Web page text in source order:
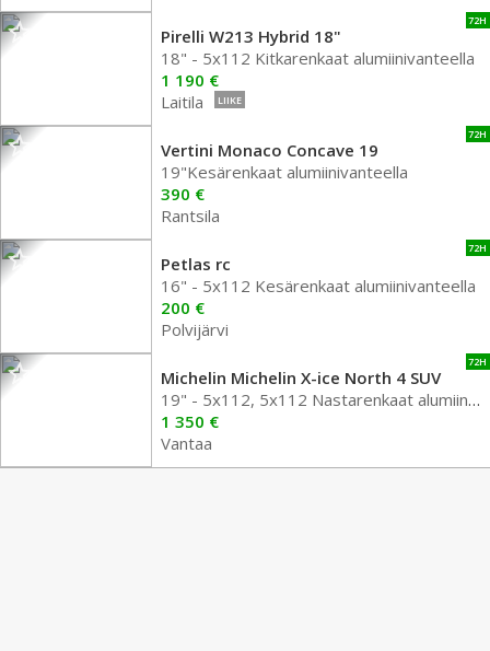
72H
Pirelli W213 Hybrid 18"
18" - 5x112 Kitkarenkaat alumiinivanteella
1 190 €
Laitila
LIIKE
72H
Vertini Monaco Concave 19
19"Kesärenkaat alumiinivanteella
390 €
Rantsila
72H
Petlas rc
16" - 5x112 Kesärenkaat alumiinivanteella
200 €
Polvijärvi
72H
Michelin Michelin X-ice North 4 SUV
19" - 5x112, 5x112 Nastarenkaat alumiinivanteella
1 350 €
Vantaa